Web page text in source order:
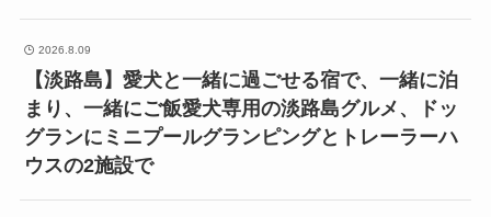
2026.8.09
【淡路島】愛犬と一緒に過ごせる宿で、一緒に泊
まり、一緒にご飯愛犬専用の淡路島グルメ、ドッ
グランにミニプールグランピングとトレーラーハ
ウスの2施設で